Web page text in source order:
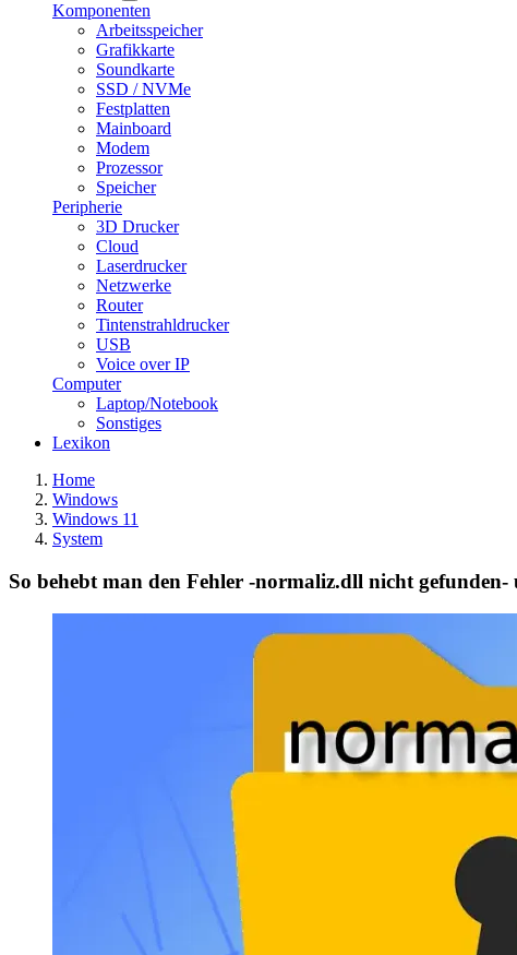
Komponenten
Arbeitsspeicher
Grafikkarte
Soundkarte
SSD / NVMe
Festplatten
Mainboard
Modem
Prozessor
Speicher
Peripherie
3D Drucker
Cloud
Laserdrucker
Netzwerke
Router
Tintenstrahldrucker
USB
Voice over IP
Computer
Laptop/Notebook
Sonstiges
Lexikon
Home
Windows
Windows 11
System
So behebt man den Fehler -normaliz.dll nicht gefunden-